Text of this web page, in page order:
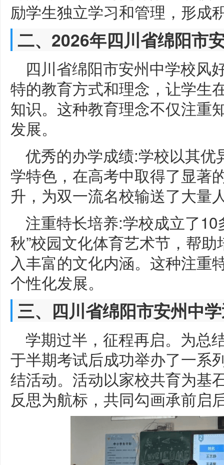
励学生独立学习和管理，形成
二、2026年四川省绵阳市
四川省绵阳市安州中学校风
特的教育方式和理念，让学生
知识。这种教育理念不仅注重
发展。
优秀的办学成绩:学校以其优
学特色，在高考中取得了显著
升，为双一流名校输送了大量
注重特长培养:学校成立了
秋”校园文化体育艺术节，帮
入丰富的文化内涵。这种注重
个性化发展。
三、四川省绵阳市安州中
学期过半，征程再启。为总
于半期考试后成功举办了一系
结活动。活动以家校共育为基
反思为航标，共同勾画承前启